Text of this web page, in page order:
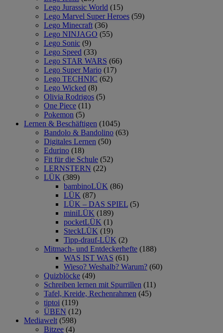
Lego Jurassic World (15)
Lego Marvel Super Heroes (59)
Lego Minecraft (36)
Lego NINJAGO (55)
Lego Sonic (9)
Lego Speed (33)
Lego STAR WARS (66)
Lego Super Mario (17)
Lego TECHNIC (62)
Lego Wicked (8)
Olivia Rodrigos (5)
One Piece (11)
Pokemon (5)
Lernen & Beschäftigen (1045)
Bandolo & Bandolino (63)
Digitales Lernen (50)
Edurino (18)
Fit für die Schule (52)
LERNSTERN (22)
LÜK (389)
bambinoLÜK (86)
LÜK (87)
LÜK – DAS SPIEL (5)
miniLÜK (189)
pocketLÜK (1)
SteckLÜK (19)
Tipp-drauf-LÜK (2)
Mitmach- und Entdeckerhefte (188)
WAS IST WAS (61)
Wieso? Weshalb? Warum? (60)
Quizblöcke (49)
Schreiben lernen mit Spurrillen (11)
Tafel, Kreide, Rechenrahmen (45)
tiptoi (119)
ÜBEN (12)
Mediawelt (598)
Bitzee (4)